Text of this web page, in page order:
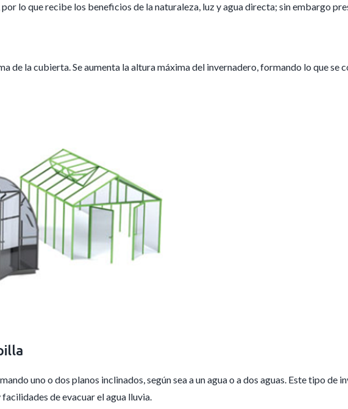
lo que recibe los beneficios de la naturaleza, luz y agua directa; sin embargo
de la cubierta. Se aumenta la altura máxima del invernadero, formando lo que se
uno o dos planos inclinados, según sea a un agua o a dos aguas. Este tipo de
de evacuar el agua lluvia.